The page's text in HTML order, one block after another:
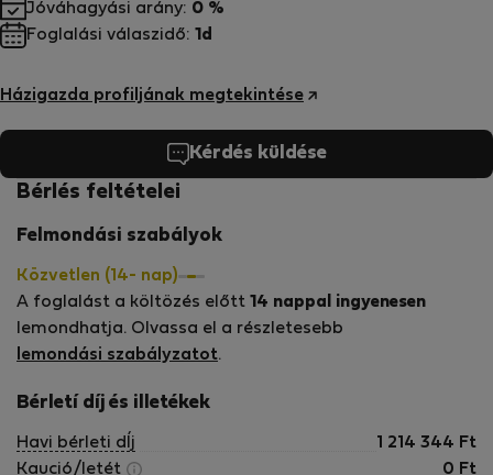
Házigazda profiljának megtekintése
Jóváhagyási arány: 0 %
Foglalási válaszidő: 1d
Kérdés küldése
Bérlés feltételei
Felmondási szabályok
Közvetlen (14- nap)
A foglalást a költözés előtt 14 nappal ingyenesen
lemondhatja. Olvassa el a részletesebb
lemondási szabályzatot.
Bérletí díj és illetékek
Havi bérleti dÍj 1 214 344 Ft
Kaució/letét
0 Ft